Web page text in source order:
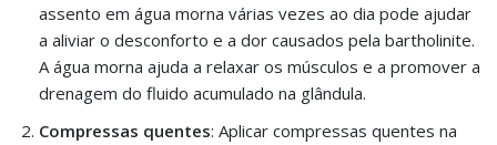
assento em água morna várias vezes ao dia pode ajudar
a aliviar o desconforto e a dor causados pela bartholinite.
A água morna ajuda a relaxar os músculos e a promover a
drenagem do fluido acumulado na glândula.
Compressas quentes: Aplicar compressas quentes na